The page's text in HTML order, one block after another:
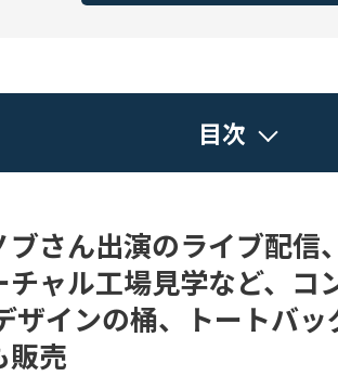
目次
ブさん出演のライブ配信
チャル工場見学など、コ
ザインの桶、トートバ
販売